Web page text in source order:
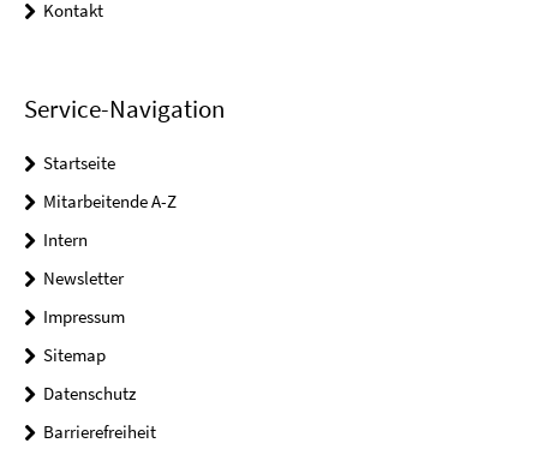
Kontakt
Service-Navigation
Startseite
Mitarbeitende A-Z
Intern
Newsletter
Impressum
Sitemap
Datenschutz
Barrierefreiheit